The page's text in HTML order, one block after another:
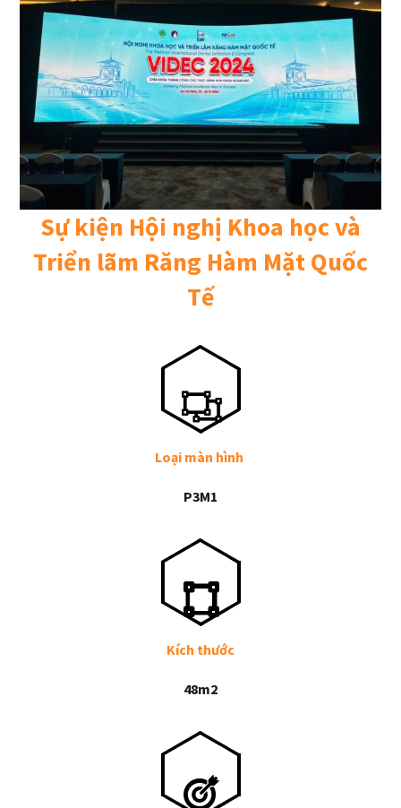
Sự kiện Hội nghị Khoa học và
Triển lãm Răng Hàm Mặt Quốc
Tế
Loại màn hình
P3M1
Kích thước
48m2